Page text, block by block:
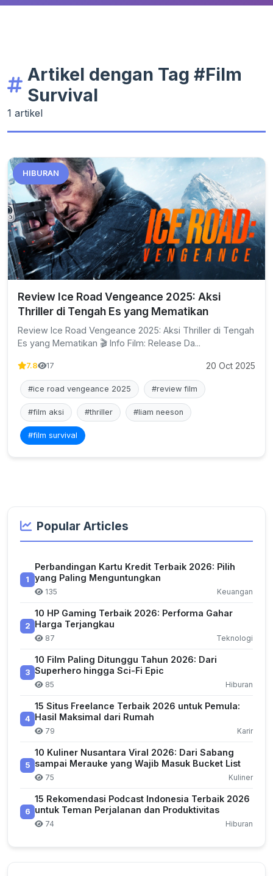
Artikel dengan Tag #Film
Survival
1 artikel
HIBURAN
Review Ice Road Vengeance 2025: Aksi
Thriller di Tengah Es yang Mematikan
Review Ice Road Vengeance 2025: Aksi Thriller di Tengah
Es yang Mematikan 🎬 Info Film: Release Da...
7.8 17 20 Oct 2025
#ice road vengeance 2025 #review film
#film aksi #thriller #liam neeson
#film survival
Popular Articles
1
Perbandingan Kartu Kredit Terbaik 2026: Pilih
yang Paling Menguntungkan
135 Keuangan
2
10 HP Gaming Terbaik 2026: Performa Gahar
Harga Terjangkau
87 Teknologi
3
10 Film Paling Ditunggu Tahun 2026: Dari
Superhero hingga Sci-Fi Epic
85 Hiburan
4
15 Situs Freelance Terbaik 2026 untuk Pemula:
Hasil Maksimal dari Rumah
79 Karir
5
10 Kuliner Nusantara Viral 2026: Dari Sabang
sampai Merauke yang Wajib Masuk Bucket List
75 Kuliner
6
15 Rekomendasi Podcast Indonesia Terbaik 2026
untuk Teman Perjalanan dan Produktivitas
74 Hiburan